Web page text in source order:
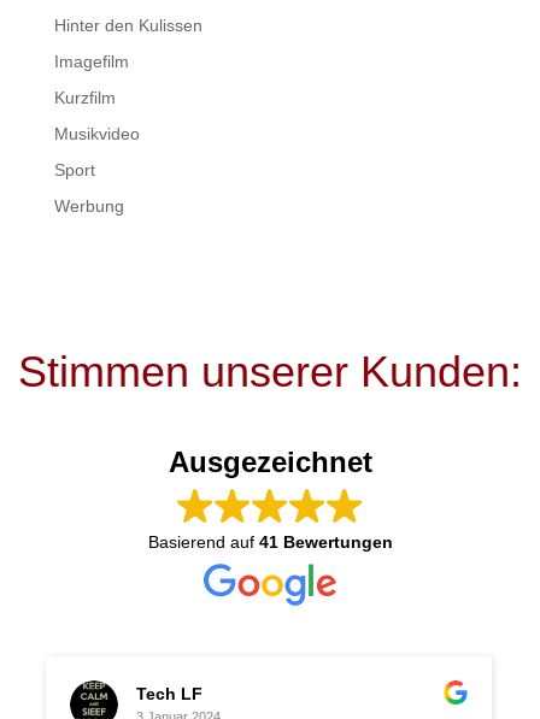
Hinter den Kulissen
Imagefilm
Kurzfilm
Musikvideo
Sport
Werbung
Stimmen unserer Kunden:
Ausgezeichnet
Basierend auf 41 Bewertungen
Tech LF